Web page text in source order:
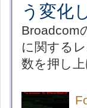
う変化
Broadcom
に関する
数を押し